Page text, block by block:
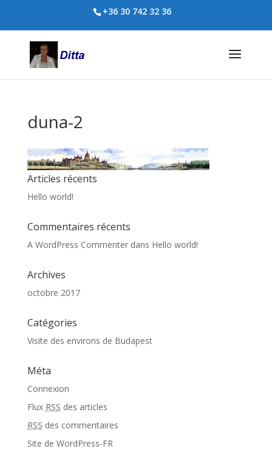
+36 30 742 32 36
duna-2
Articles récents
Hello world!
Commentaires récents
A WordPress Commenterdans Hello world!
Archives
octobre 2017
Catégories
Visite des environs de Budapest
Méta
Connexion
Flux RSS des articles
RSS des commentaires
Site de WordPress-FR